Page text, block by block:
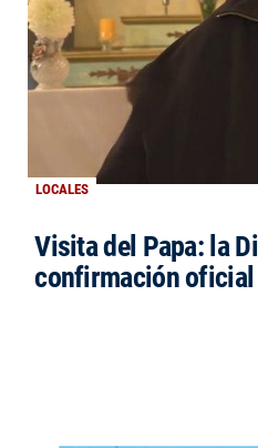
LOCALES
Visita del Papa: la
confirmación oficial